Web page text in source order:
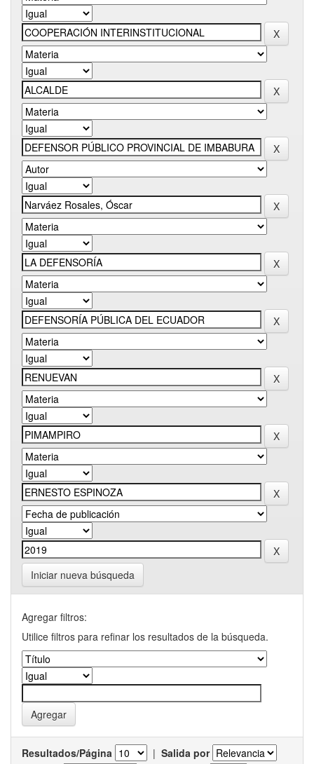
Iniciar nueva búsqueda
Agregar filtros:
Utilice filtros para refinar los resultados de la búsqueda.
Resultados/Página | Salida por